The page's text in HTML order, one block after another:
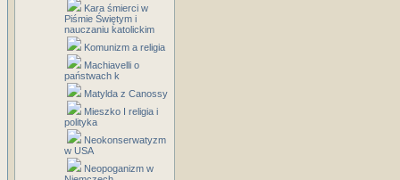
Kara śmierci w
Piśmie Świętym i
nauczaniu katolickim
Komunizm a religia
Machiavelli o
państwach k
Matylda z Canossy
Mieszko I religia i
polityka
Neokonserwatyzm
w USA
Neopoganizm w